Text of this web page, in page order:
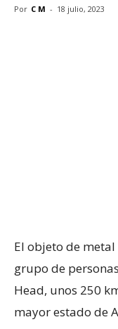
Por C M - 18 julio, 2023
El objeto de
grupo de
Head, unos 250
mayor estado de